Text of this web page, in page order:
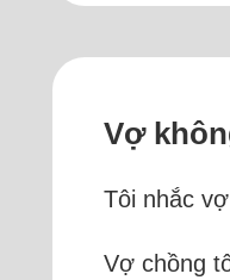
Vợ
Tôi nhắc
Vợ chồng